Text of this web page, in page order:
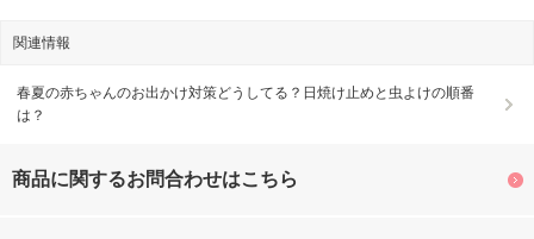
関連情報
春夏の赤ちゃんのお出かけ対策どうしてる？日焼け止めと虫よけの順番
は？
商品に関するお問合わせはこちら